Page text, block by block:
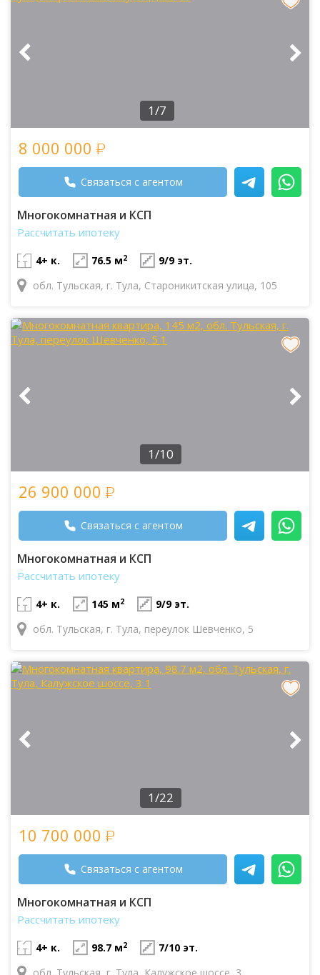
1/7
8 000 000
Связаться с агентом
Многокомнатная и КСП
Рассчитать ипотеку
4+ к. 76.5 м2
9/9 эт.
обл. Тульская, г. Тула, Староникитская улица, 105
1/10
26 900 000
Связаться с агентом
Многокомнатная и КСП
Рассчитать ипотеку
4+ к. 145 м2
9/9 эт.
обл. Тульская, г. Тула, переулок Шевченко, 5
1/22
10 700 000
Связаться с агентом
Многокомнатная и КСП
Рассчитать ипотеку
4+ к. 98.7 м2
7/10 эт.